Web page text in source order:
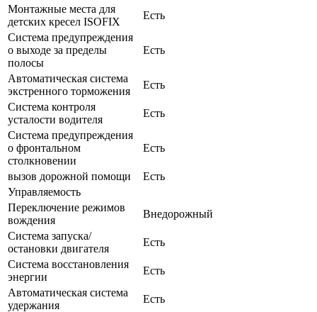
Монтажные места для
детских кресел ISOFIX
Есть
Система предупреждения
о выходе за пределы
полосы
Есть
Автоматическая система
экстренного торможения
Есть
Система контроля
усталости водителя
Есть
Система предупреждения
о фронтальном
столкновении
Есть
вызов дорожной помощи
Есть
Управляемость
Переключение режимов
вождения
Внедорожный
Система запуска/
остановки двигателя
Есть
Система восстановления
энергии
Есть
Автоматическая система
удержания
Есть